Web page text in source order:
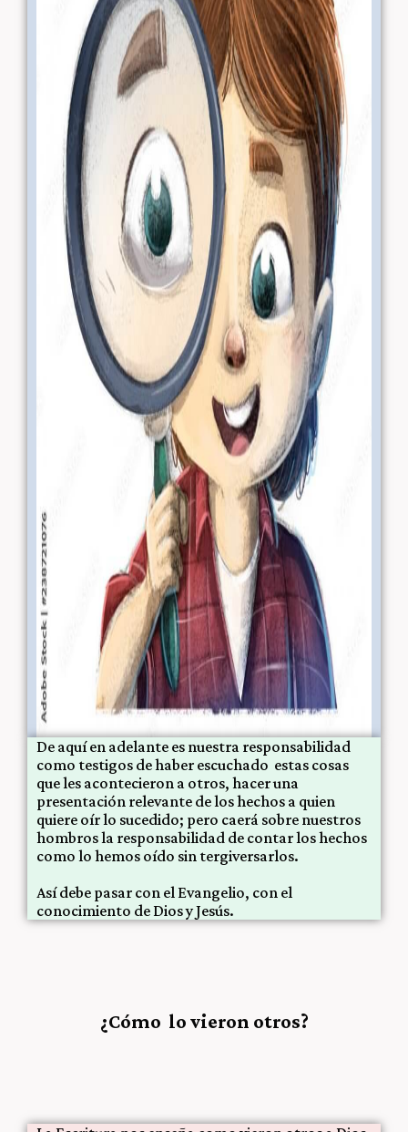
De aquí en adelante es nuestra responsabilidad
como testigos de haber escuchado estas cosas
que les acontecieron a otros, hacer una
presentación relevante de los hechos a quien
quiere oír lo sucedido; pero caerá sobre nuestros
hombros la responsabilidad de contar los hechos
como lo hemos oído sin tergiversarlos.
Así debe pasar con el Evangelio, con el
conocimiento de Dios y Jesús.
¿Cómo lo vieron otros?